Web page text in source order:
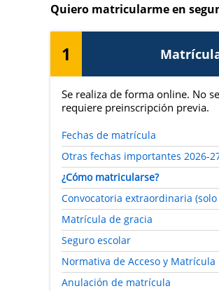
Quiero matricularme en
1
Se realiza de forma online. No se
requiere preinscripción previa.
Fechas de matrícula
Otras fechas importantes 2026-
¿Cómo matricularse?
Convocatoria extraordinaria (solo
Matrícula de gracia
Seguro escolar
Normativa de Acceso y Matrícula
Anulación de matrícula